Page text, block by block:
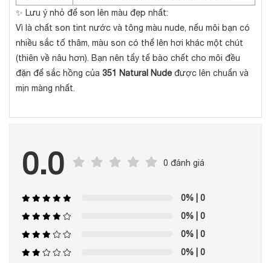
✨ Lưu ý nhỏ để son lên màu đẹp nhất:
Vì là chất son tint nước và tông màu nude, nếu môi bạn có
nhiều sắc tố thâm, màu son có thể lên hơi khác một chút
(thiên về nâu hơn). Bạn nên tẩy tế bào chết cho môi đều
đặn để sắc hồng của 351 Natural Nude được lên chuẩn và
mịn màng nhất.
0.0 0 đánh giá
0% | 0
0% | 0
0% | 0
0% | 0